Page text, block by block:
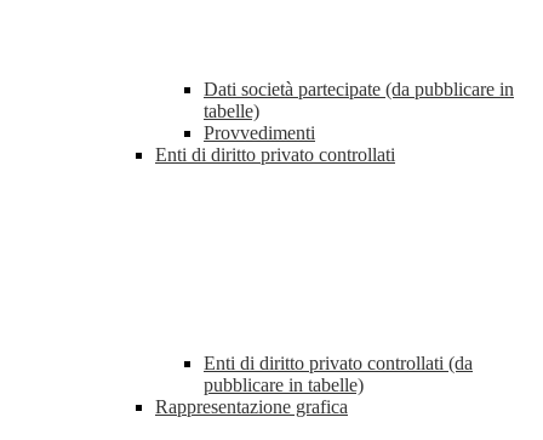
Dati società partecipate (da pubblicare in
tabelle)
Provvedimenti
Enti di diritto privato controllati
Enti di diritto privato controllati (da
pubblicare in tabelle)
Rappresentazione grafica